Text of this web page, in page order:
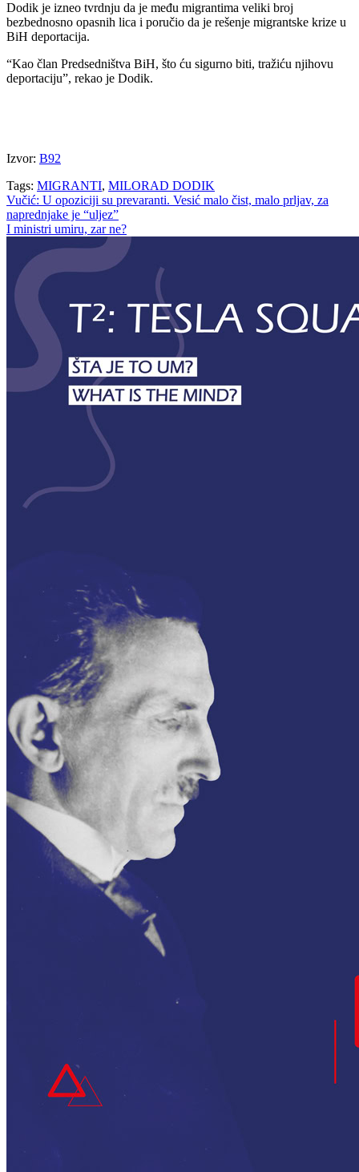
Dodik je izneo tvrdnju da je među migrantima veliki broj
bezbednosno opasnih lica i poručio da je rešenje migrantske krize u
BiH deportacija.
“Kao član Predsedništva BiH, što ću sigurno biti, tražiću njihovu
deportaciju”, rekao je Dodik.
Izvor: B92
Tags: MIGRANTI, MILORAD DODIK
Navigacija
članaka
Vučić: U opoziciji su prevaranti. Vesić malo čist, malo prljav, za
naprednjake je “uljez”
I ministri umiru, zar ne?